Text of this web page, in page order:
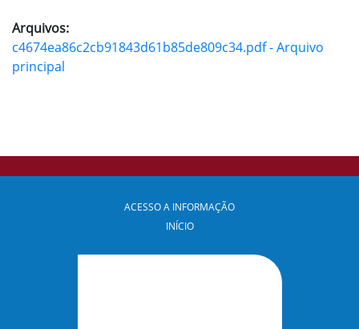
Arquivos:
c4674ea86c2cb91843d61b85de809c34.pdf - Arquivo
principal
ACESSO A INFORMAÇÃO
INÍCIO